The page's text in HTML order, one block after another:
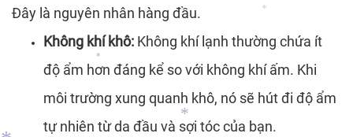
*
*
*
Đây là nguyên nhân hàng đầu.
Không khí khô: Không khí lạnh thường chứa ít
độ ẩm hơn đáng kể so với không khí ấm. Khi
môi trường xung quanh khô, nó sẽ hút đi độ ẩm
tự nhiên từ da đầu và sợi tóc của bạn.